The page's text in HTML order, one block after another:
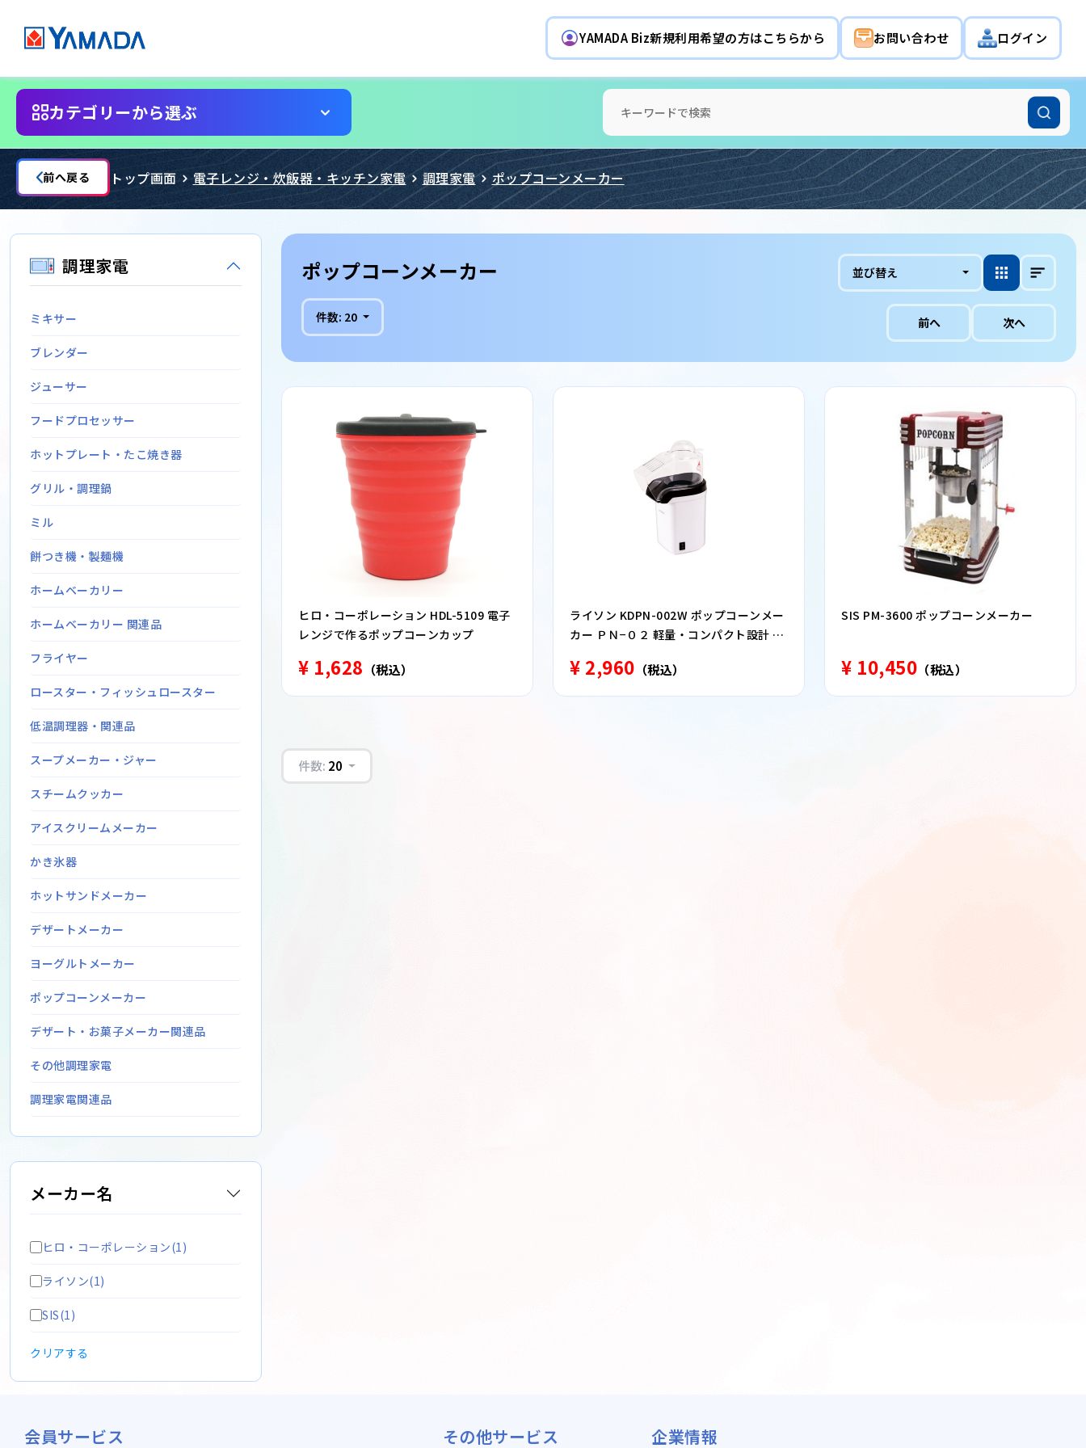
YAMADA Biz新規利用希望の方はこちらから お問い合わせ ログイン
カテゴリーから選ぶ
前へ戻る トップ画面 電子レンジ・炊飯器・キッチン家電 調理家電 ポップコーンメーカー
調理家電
ミキサー
ブレンダー
ジューサー
フードプロセッサー
ホットプレート・たこ焼き器
グリル・調理鍋
ミル
餅つき機・製麺機
ホームベーカリー
ホームベーカリー 関連品
フライヤー
ロースター・フィッシュロースター
低温調理器・関連品
スープメーカー・ジャー
スチームクッカー
アイスクリームメーカー
かき氷器
ホットサンドメーカー
デザートメーカー
ヨーグルトメーカー
ポップコーンメーカー
デザート・お菓子メーカー関連品
その他調理家電
調理家電関連品
メーカー名
ヒロ・コーポレーション(1)
ライソン(1)
SIS(1)
クリアする
ポップコーンメーカー
件数: 20
並び替え
前へ 次へ
ヒロ・コーポレーション HDL-5109 電子
レンジで作るポップコーンカップ
¥ 1,628 （税込）
ライソン KDPN-002W ポップコーンメー
カー ＰＮ−０２ 軽量・コンパクト設計 お
¥ 2,960 （税込）
SIS PM-3600 ポップコーンメーカー
¥ 10,450 （税込）
件数: 20
会員サービス その他サービス 企業情報